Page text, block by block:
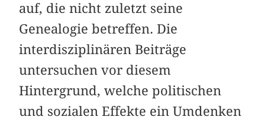
auf, die nicht zuletzt seine
Genealogie betreffen. Die
interdisziplinären ­Beiträge
untersuchen vor diesem
Hintergrund, welche politischen
und sozialen Effekte ein Umdenken